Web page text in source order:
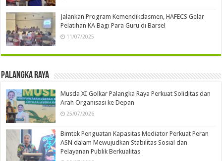
Jalankan Program Kemendikdasmen, HAFECS Gelar
Pelatihan KA Bagi Para Guru di Barsel
11/07/2025
Palangka Raya
Musda XI Golkar Palangka Raya Perkuat Soliditas dan
Arah Organisasi ke Depan
25/07/2026
Bimtek Penguatan Kapasitas Mediator Perkuat Peran
ASN dalam Mewujudkan Stabilitas Sosial dan
Pelayanan Publik Berkualitas